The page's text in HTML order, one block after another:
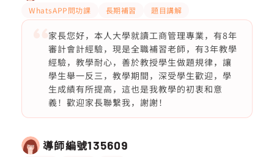
WhatsAPP問功課 長期補習 題目講解
家長您好，本人大學就讀工商管理專業，有8年
審計會計經驗，現是全職補習老師，有3年教學
經驗，教學耐心，善於教授學生做題規律，讓
學生舉一反三，教學期間，深受學生歡迎，學
生成績有所提高，這也是我教學的初衷和意
義！歡迎家長聯繫我，謝謝！
導師編號135609